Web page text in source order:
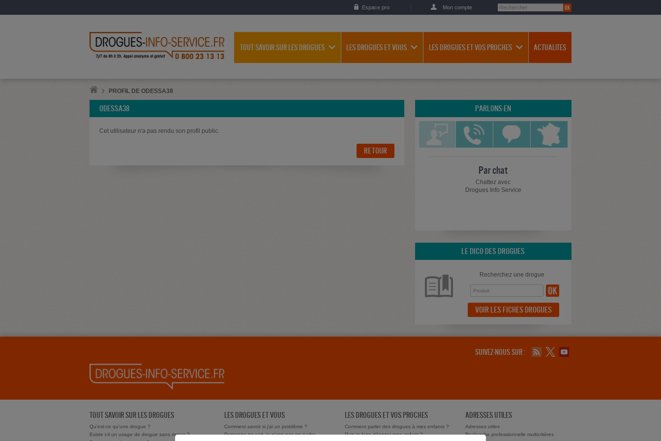
Espace pro Mon compte
TOUT SAVOIR SUR LES DROGUES LES DROGUES ET VOUS LES DROGUES ET VOS PROCHES ACTUALITES
PROFIL DE ODESSA38
ODESSA38
Cet utilisateur n'a pas rendu son profil public.
RETOUR
PARLONS-EN
Par chat
Chattez avec
Drogues Info Service
LE DICO DES DROGUES
Recherchez une drogue
VOIR LES FICHES DROGUES
SUIVEZ-NOUS SUR :
TOUT SAVOIR SUR LES DROGUES
Qu'est-ce qu'une drogue ?
Existe t-il un usage de drogue sans risque ?
LES DROGUES ET VOUS
Comment savoir si j'ai un problème ?
Personne ne sait, je n'ose pas en parler
LES DROGUES ET VOS PROCHES
Comment parler des drogues à mes enfants ?
Puis-je faire dépister mon enfant ?
ADRESSES UTILES
Adresses utiles
Recherche professionnelle multicritères